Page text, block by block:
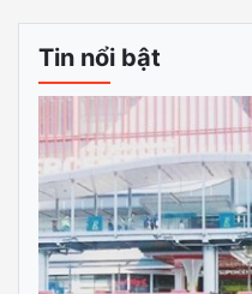
Du lịch Thái Lan cần
thuận lợi và suôn sẻ
Nếu bạn đọc hết các hướng
hành lý du lịch Thái Lan về
xem đi du lịch Thái Lan cần
Tour du lịch